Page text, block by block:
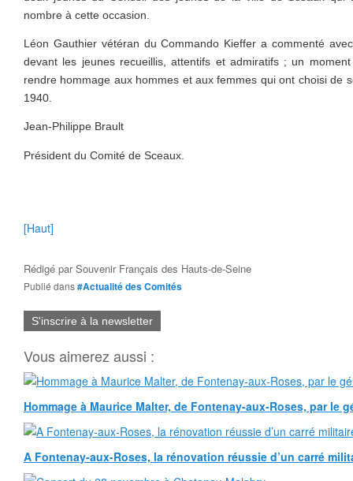
nombre à cette occasion.
Léon Gauthier vétéran du Commando Kieffer a commenté
devant les jeunes recueillis, attentifs et admiratifs ; un moment
rendre hommage aux hommes et aux femmes qui ont choisi de
1940.
Jean-Philippe Brault
Président du Comité de Sceaux.
[Haut]
Rédigé parSouvenir Français des Hauts-de-Seine
Publié dans#Actualité des Comités
S'inscrire à la newsletter
Vous aimerez aussi :
Hommage à Maurice Malter, de Fontenay-aux-Roses, par le
A Fontenay-aux-Roses, la rénovation réussie d’un carré